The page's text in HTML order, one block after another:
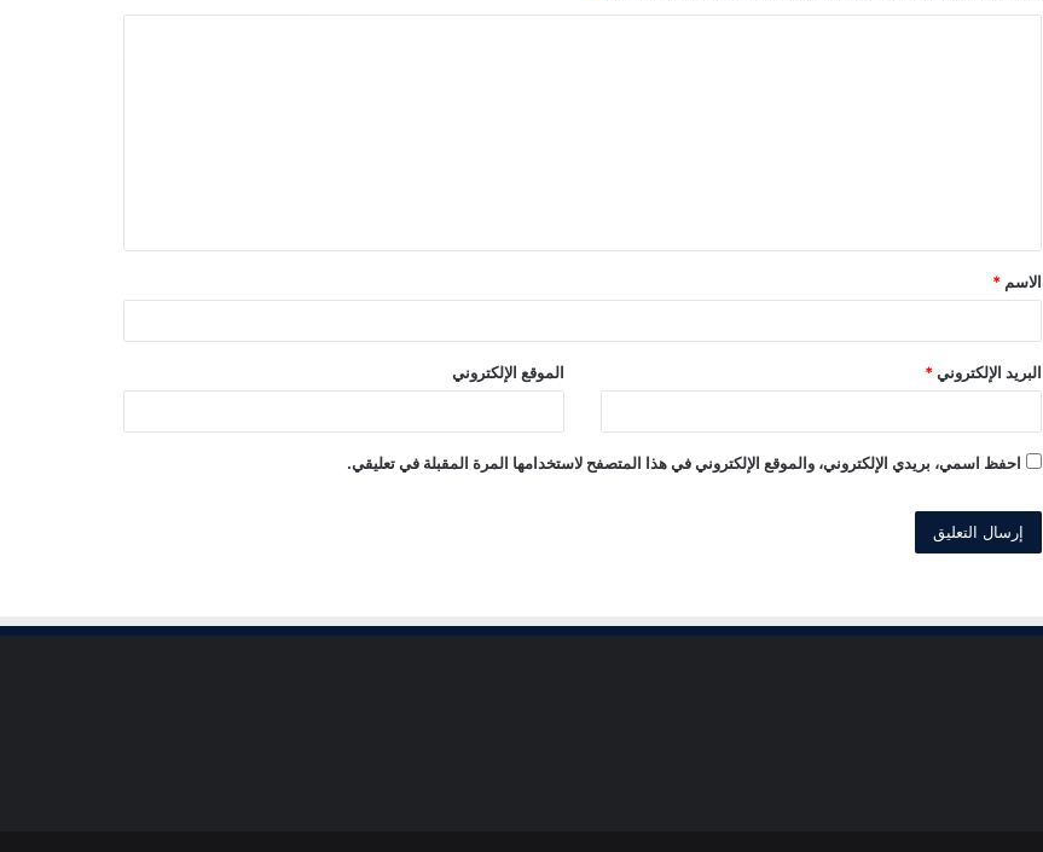
ق
*
الاسم *
البريد الإلكتروني * الموقع الإلكتروني
احفظ اسمي، بريدي الإلكتروني، والموقع الإلكتروني في هذا المتصفح لاستخدامها المرة المقبلة في تعليقي.